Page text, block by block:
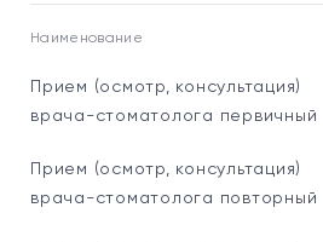
Наименование
Прием (осмотр, консультация)
врача-стоматолога первичный
Прием (осмотр, консультация)
врача-стоматолога повторный